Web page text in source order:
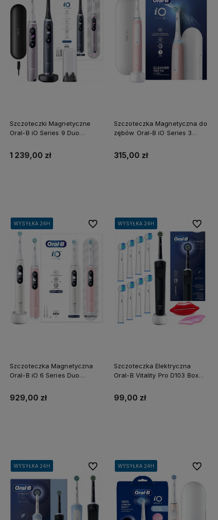
Szczoteczki Magnetyczne
Oral-B iO Series 9 Duo
1 239,00 zł
Szczoteczka Magnetyczna do
zębów Oral-B iO Series 3
315,00 zł
WYSYŁKA 24H
WYSYŁKA 24H
WYSYŁKA 24H
WYSYŁKA 24H
Szczoteczka Magnetyczna
Oral-B iO 6 Series Duo
929,00 zł
Do ulubionychWYSYŁKA 24H
WYSYŁKA 24H
WYSYŁKA 24H
WYSYŁKA 24H
Szczoteczka Elektryczna
Oral-B Vitality Pro D103 Box
99,00 zł
Do
WYSYŁKA 24H
WYSYŁKA 24H
WYSYŁKA 24H
WYSYŁKA 24H Do ulubionychWYSYŁKA 24H
WYSYŁKA 24H
WYSYŁKA 24H
WYSYŁKA 24H Do